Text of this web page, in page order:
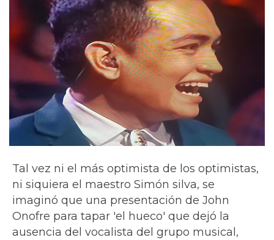
Tal vez ni el más optimista de los optimistas,
ni siquiera el maestro Simón silva, se
imaginó que una presentación de John
Onofre para tapar 'el hueco' que dejó la
ausencia del vocalista del grupo musical,